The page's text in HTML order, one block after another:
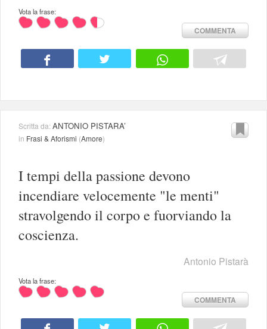
Vota la frase:
COMMENTA
Scritta da:ANTONIO PISTARA’
in Frasi & Aforismi (Amore)
I tempi della passione devono
incendiare velocemente "le menti"
stravolgendo il corpo e fuorviando la
coscienza.
Antonio Pistarà
Vota la frase:
COMMENTA